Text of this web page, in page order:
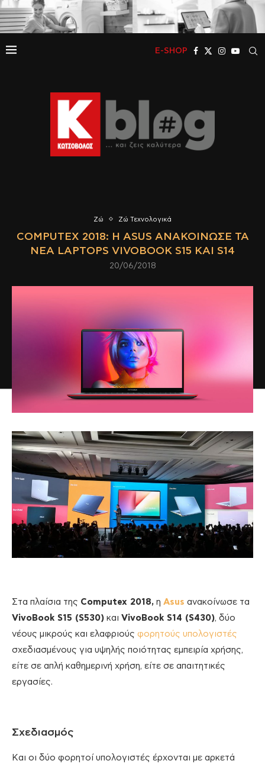
E-SHOP
Ζώ Ζώ Τεχνολογικά
COMPUTEX 2018: H ASUS ΑΝΑΚΟΊΝΩΣΕ ΤΑ
ΝΈΑ LAPTOPS VIVOBOOK S15 ΚΑΙ S14
20/06/2018
Στα πλαίσια της Computex 2018, η Asus ανακοίνωσε τα
VivoBook S15 (S530) και VivoBook S14 (S430), δύο
νέους μικρούς και ελαφριούς φορητούς υπολογιστές
σχεδιασμένους για υψηλής ποιότητας εμπειρία χρήσης,
είτε σε απλή καθημερινή χρήση, είτε σε απαιτητικές
εργασίες.
Σχεδιασμός
Και οι δύο φορητοί υπολογιστές έρχονται με αρκετά